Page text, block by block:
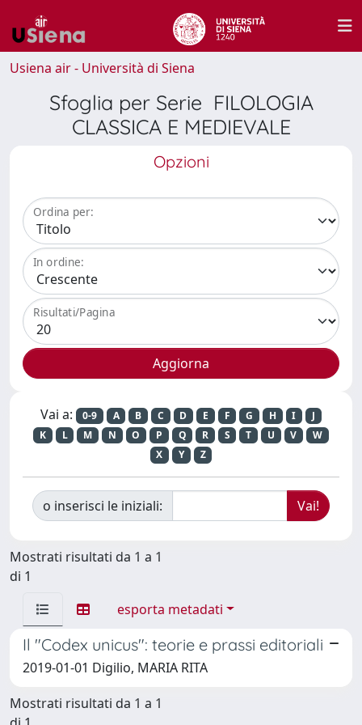
Usiena air - Università di Siena
Sfoglia per Serie FILOLOGIA
CLASSICA E MEDIEVALE
Opzioni
Ordina per:
In ordine:
Risultati/Pagina
Vai a: 0-9 A B C D E F G H I
J
K
L M N O P Q R S T U V
W
X
Y Z
o inserisci le iniziali:
Mostrati risultati da 1 a 1
di 1
esporta metadati
Il "Codex unicus": teorie e prassi editoriali
2019-01-01 Digilio, MARIA RITA
Mostrati risultati da 1 a 1